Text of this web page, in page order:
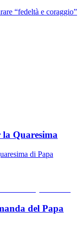
“fedeltà e coraggio”
la Quaresima
di Papa
del Papa